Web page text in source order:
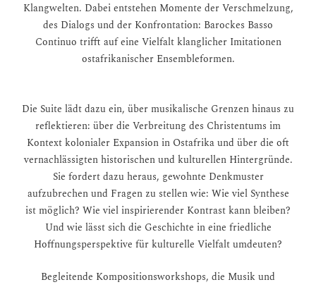
Klangwelten. Dabei entstehen Momente der Verschmelzung,
des Dialogs und der Konfrontation: Barockes Basso
Continuo trifft auf eine Vielfalt klanglicher Imitationen
ostafrikanischer Ensembleformen.
Die Suite lädt dazu ein, über musikalische Grenzen hinaus zu
reflektieren: über die Verbreitung des Christentums im
Kontext kolonialer Expansion in Ostafrika und über die oft
vernachlässigten historischen und kulturellen Hintergründe.
Sie fordert dazu heraus, gewohnte Denkmuster
aufzubrechen und Fragen zu stellen wie: Wie viel Synthese
ist möglich? Wie viel inspirierender Kontrast kann bleiben?
Und wie lässt sich die Geschichte in eine friedliche
Hoffnungsperspektive für kulturelle Vielfalt umdeuten?
Begleitende Kompositionsworkshops, die Musik und